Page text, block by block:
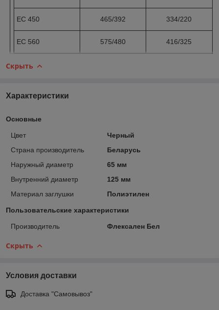
EC 450 465/392 334/220
EC 560 575/480 416/325
Скрыть
Характеристики
Основные
Цвет
Черный
Страна производитель
Беларусь
Наружный диаметр
65 мм
Внутренний диаметр
125 мм
Материал заглушки
Полиэтилен
Пользовательские характеристики
Производитель Флексален Бел
Скрыть
Условия доставки
Доставка "Самовывоз"